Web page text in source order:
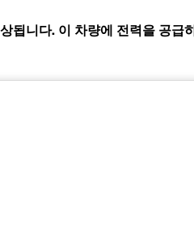
됩니다. 이 차량에 전력을 공급